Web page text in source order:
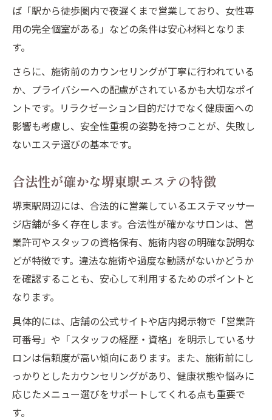
ば「駅から徒歩圏内で夜遅くまで営業しており、女性専
用の完全個室がある」などの条件は安心材料となりま
す。
さらに、施術前のカウンセリングが丁寧に行われている
か、プライバシーへの配慮がされているかも大切なポイ
ントです。リラクゼーション目的だけでなく健康面への
影響も考慮し、安全性重視の姿勢を持つことが、失敗し
ないエステ選びの基本です。
合法性が確かな堺東駅エステの特徴
堺東駅周辺には、合法的に営業しているエステマッサー
ジ店舗が多く存在します。合法性が確かなサロンは、営
業許可やスタッフの資格保有、施術内容の明確な説明な
どが特徴です。違法な施術や過度な勧誘がないかどうか
を確認することも、安心して利用するためのポイントと
なります。
具体的には、店舗の公式サイトや店内掲示物で「営業許
可番号」や「スタッフの経歴・資格」を明示しているサ
ロンは信頼度が高い傾向にあります。また、施術前にし
っかりとしたカウンセリングがあり、健康状態や悩みに
応じたメニュー選びをサポートしてくれる点も重要で
す。